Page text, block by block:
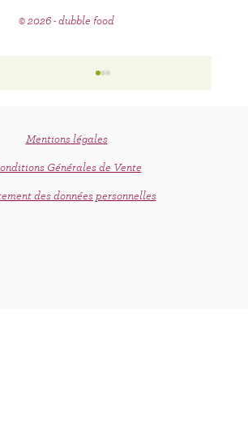
Mentions légales
Générales de Vente
© 2026 - dubble food
des données personnelles